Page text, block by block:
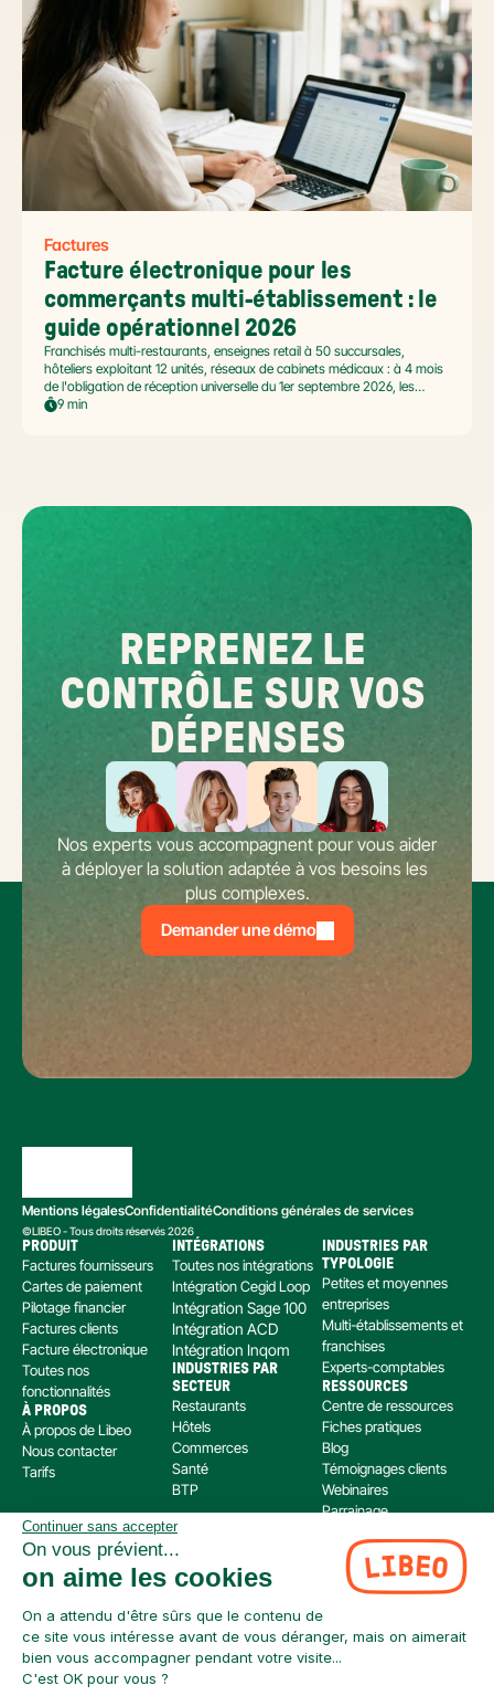
Factures
Facture électronique pour les
commerçants multi-établissement : le
guide opérationnel 2026
Franchisés multi-restaurants, enseignes retail à 50 succursales,
hôteliers exploitant 12 unités, réseaux de cabinets médicaux : à 4 mois
de l'obligation de réception universelle du 1er septembre 2026, les
commerçants multi-établissement ont un défi spécifique. Ce guide
9 min
REPRENEZ LE
CONTRÔLE SUR VOS
DÉPENSES
Nos experts vous accompagnent pour vous aider
à déployer la solution adaptée à vos besoins les
plus complexes.
Demander une démo
Mentions légalesConfidentialitéConditions générales de services
©LIBEO - Tous droits réservés 2026
Libeo, société par actions simplifiée immatriculée au RCS de Créteil, dont le siège social
est situé au 112 Avenue de Paris, 94300 Vincennes, est enregistré auprès de l’Organisme
pour le Registre Unique des Intermédiaires en assurance, banque et finance (ORIAS) sous
le numéro 220 063 49 en tant que (i) courtier en opérations de banque et en services de
paiement (COBSP) et (ii) mandataire non exclusif en opération de Banque et Service de
Paiement (MOBSP) de la société SWAN (SIREN: 853 827 103). Les immatriculations COBSP
et MOBSP peuvent être vérifiées à tout moment sur le répertoire ORIAS accessible à
l’adresse suivante :
https://www.orias.fr/
PRODUIT
Factures fournisseurs
Cartes de paiement
Pilotage financier
Factures clients
Facture électronique
Toutes nos
fonctionnalités
À PROPOS
À propos de Libeo
Nous contacter
Tarifs
INTÉGRATIONS
Toutes nos intégrations
Intégration Cegid Loop
Intégration Sage 100
Intégration ACD
Intégration Inqom
INDUSTRIES PAR
SECTEUR
Restaurants
Hôtels
Commerces
Santé
BTP
INDUSTRIES PAR
TYPOLOGIE
Petites et moyennes
entreprises
Multi-établissements et
franchises
Experts-comptables
RESSOURCES
Centre de ressources
Fiches pratiques
Blog
Témoignages clients
Webinaires
Parrainage
Continuer sans accepter
On vous prévient...
on aime les cookies
On a attendu d'être sûrs que le contenu de
ce site vous intéresse avant de vous déranger, mais on aimerait
bien vous accompagner pendant votre visite...
C'est OK pour vous ?